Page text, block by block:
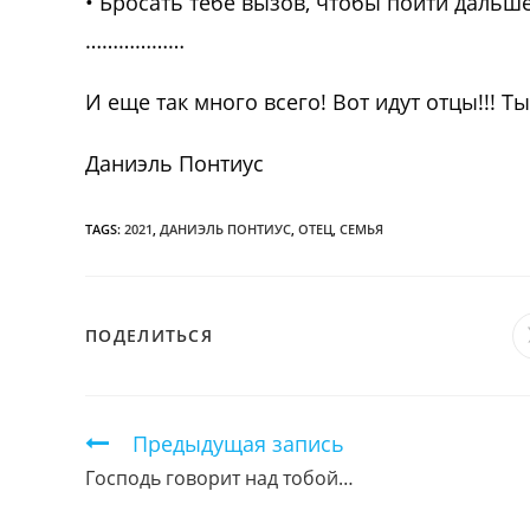
………………
И еще так много всего! Вот идут отцы!!!
Даниэль Понтиус
TAGS: 2021 ДАНИЭЛЬ ПОНТИУС ОТЕЦ СЕМЬЯ
ПОДЕЛИТЬСЯ
Продолжить
чтение
Предыдущая запись
Господь говорит над тобой…